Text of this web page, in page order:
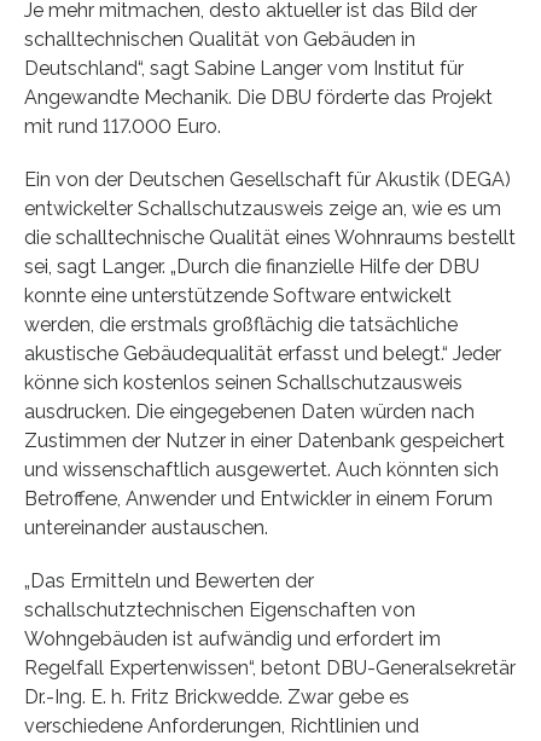
Je mehr mitmachen, desto aktueller ist das Bild der
schalltechnischen Qualität von Gebäuden in
Deutschland“, sagt Sabine Langer vom Institut für
Angewandte Mechanik. Die DBU förderte das Projekt
mit rund 117.000 Euro.
Ein von der Deutschen Gesellschaft für Akustik (DEGA)
entwickelter Schallschutzausweis zeige an, wie es um
die schalltechnische Qualität eines Wohnraums bestellt
sei, sagt Langer. „Durch die finanzielle Hilfe der DBU
konnte eine unterstützende Software entwickelt
werden, die erstmals großflächig die tatsächliche
akustische Gebäudequalität erfasst und belegt.“ Jeder
könne sich kostenlos seinen Schallschutzausweis
ausdrucken. Die eingegebenen Daten würden nach
Zustimmen der Nutzer in einer Datenbank gespeichert
und wissenschaftlich ausgewertet. Auch könnten sich
Betroffene, Anwender und Entwickler in einem Forum
untereinander austauschen.
„Das Ermitteln und Bewerten der
schallschutztechnischen Eigenschaften von
Wohngebäuden ist aufwändig und erfordert im
Regelfall Expertenwissen“, betont DBU-Generalsekretär
Dr.-Ing. E. h. Fritz Brickwedde. Zwar gebe es
verschiedene Anforderungen, Richtlinien und